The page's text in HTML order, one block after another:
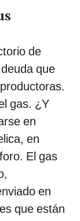
de
que
gas. ¿Y
en
en
El gas
en
que están